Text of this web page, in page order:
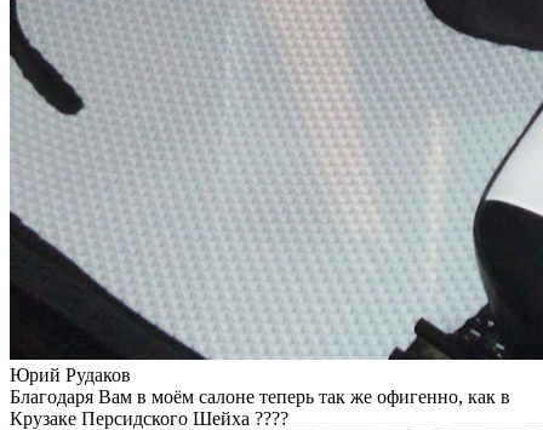
Юрий Рудаков
Благодаря Вам в моём салоне теперь так же офигенно, как в
Крузаке Персидского Шейха ????